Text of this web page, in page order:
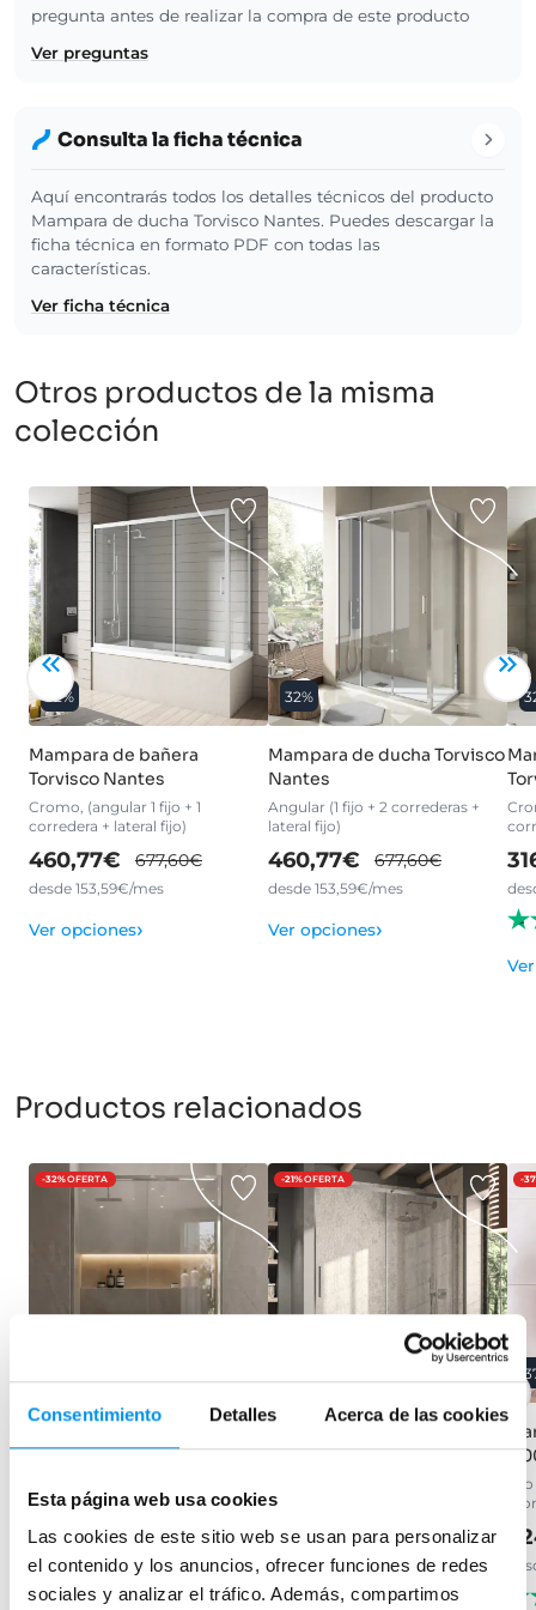
Consentimiento Detalles Acerca de las cookies
Esta página web usa cookies
Las cookies de este sitio web se usan para personalizar
el contenido y los anuncios, ofrecer funciones de redes
sociales y analizar el tráfico. Además, compartimos
pregunta antes de realizar la compra de este producto
Ver preguntas
Consulta la ficha técnica
Aquí encontrarás todos los detalles técnicos del producto
Mampara de ducha Torvisco Nantes. Puedes descargar la
ficha técnica en formato PDF con todas las
características.
Ver ficha técnica
Otros productos de la misma
colección
32%
Mampara de bañera
Torvisco Nantes
Cromo, (angular 1 fijo + 1
corredera + lateral fijo)
460,77€ 677,60€
desde 153,59€/mes
Ver opciones›
32%
Mampara de ducha Torvisco
Nantes
Angular (1 fijo + 2 correderas +
lateral fijo)
460,77€ 677,60€
desde 153,59€/mes
Ver opciones›
Productos relacionados
-32%OFERTA
tratamiento antical
153,99€ 226,45€
desde 51,33€/mes
(261)
-21%OFERTA
Kassandra Luna (LU102)
brillo, 8mm con antical
289,64€ 366,63€
desde 96,55€/mes
(76)
-